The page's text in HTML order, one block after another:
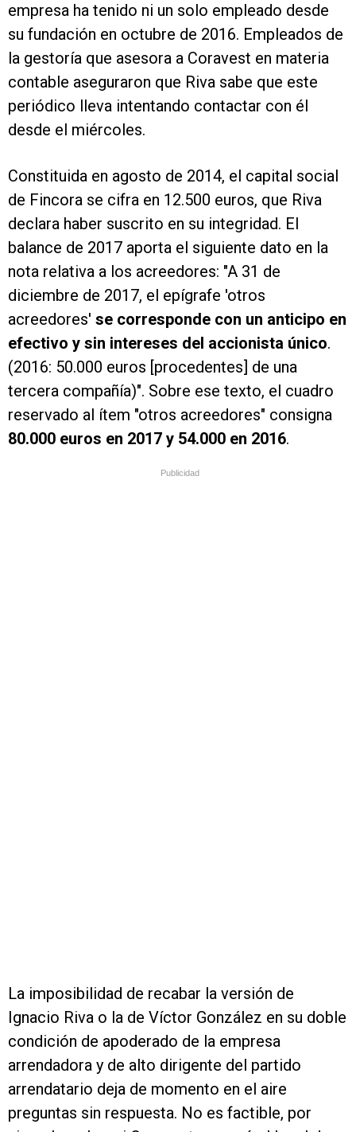
empresa ha tenido ni un solo empleado desde
su fundación en octubre de 2016. Empleados de
la gestoría que asesora a Coravest en materia
contable aseguraron que Riva sabe que este
periódico lleva intentando contactar con él
desde el miércoles.
Constituida en agosto de 2014, el capital social
de Fincora se cifra en 12.500 euros, que Riva
declara haber suscrito en su integridad. El
balance de 2017 aporta el siguiente dato en la
nota relativa a los acreedores: "A 31 de
diciembre de 2017, el epígrafe 'otros
acreedores' se corresponde con un anticipo en
efectivo y sin intereses del accionista único.
(2016: 50.000 euros [procedentes] de una
tercera compañía)". Sobre ese texto, el cuadro
reservado al ítem "otros acreedores" consigna
80.000 euros en 2017 y 54.000 en 2016.
Publicidad
La imposibilidad de recabar la versión de
Ignacio Riva o la de Víctor González en su doble
condición de apoderado de la empresa
arrendadora y de alto dirigente del partido
arrendatario deja de momento en el aire
preguntas sin respuesta. No es factible, por